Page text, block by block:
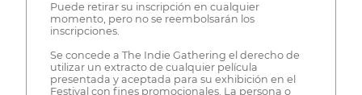
Puede retirar su inscripción en cualquier
momento, pero no se reembolsarán los
inscripciones.
Se concede a The Indie Gathering el derecho de
utilizar un extracto de cualquier película
presentada y aceptada para su exhibición en el
Festival con fines promocionales. La persona o